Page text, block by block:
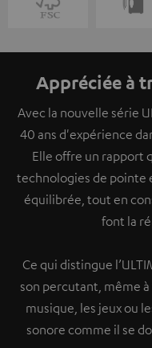
Appréciée à
Avec la nouvelle série
40 ans d'expérience
Elle offre un rapport
technologies de
équilibrée, tout en
font la
Ce qui distingue
son percutant, même
musique, les jeux ou
sonore comme il se